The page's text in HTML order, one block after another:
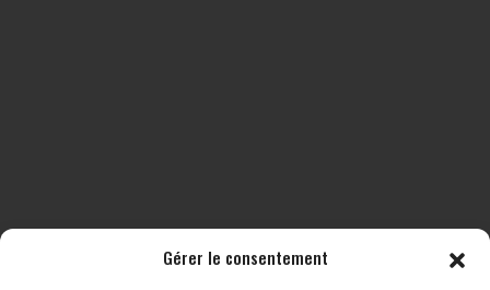
Gérer le consentement